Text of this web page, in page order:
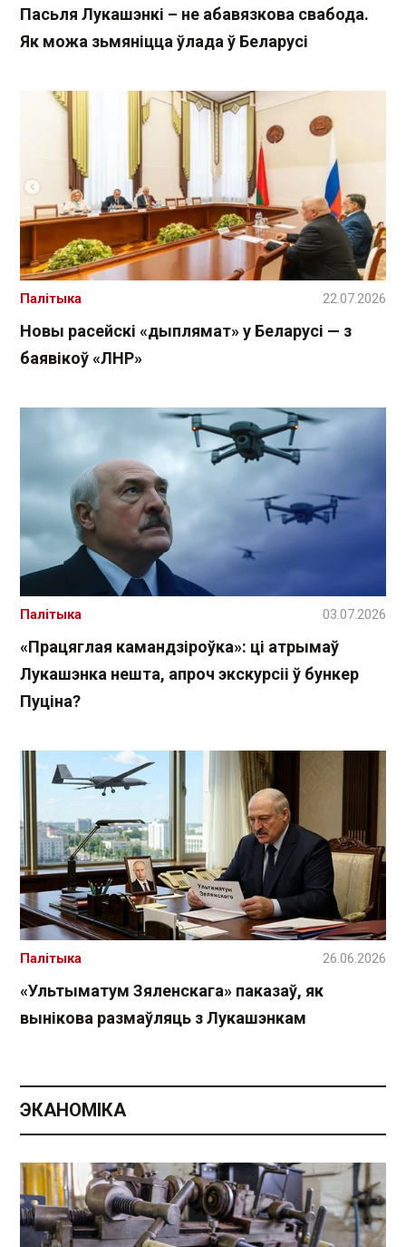
Пасьля Лукашэнкі – не абавязкова свабода.
Як можа зьмяніцца ўлада ў Беларусі
Новы расейскі «дыплямат» у Беларусі — з
баявікоў «ЛНР»
Палітыка 22.07.2026
«Працяглая камандзіроўка»: ці атрымаў
Лукашэнка нешта, апроч экскурсіі ў бункер
Пуціна?
Палітыка 03.07.2026
«Ультыматум Зяленскага» паказаў, як
вынікова размаўляць з Лукашэнкам
Палітыка 26.06.2026
ЭКАНОМІКА